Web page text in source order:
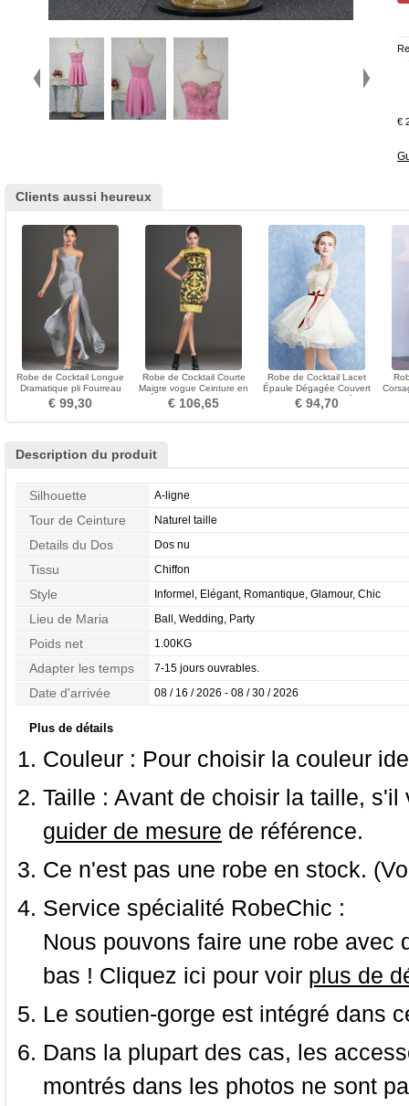
€
Clients aussi heureux
Robe de Cocktail Longue
Dramatique pli Fourreau
Chiffon Milieu
€ 99,30
Robe de Cocktail Courte
Maigre vogue Ceinture en
Étoffe Zip Jaune clair
€ 106,65
Robe de Cocktail Lacet
Épaule Dégagée Couvert
de Dentelle Perlé
€ 94,70
Description du produit
Silhouette A-ligne
Tour de Ceinture Naturel taille
Details du Dos Dos nu
Tissu Chiffon
Style Informel, Elégant, Romantique, Glamour, Chic
Lieu de Maria Ball, Wedding, Party
Poids net 1.00KG
Adapter les temps 7-15 jours ouvrables.
Date d'arrivée 08 / 16 / 2026 - 08 / 30 / 2026
Plus de détails
Couleur : Pour choisir la couleur
Taille : Avant de choisir la taille,
guider de mesure de référence.
Ce n'est pas une robe en stock.
Service spécialité RobeChic :
Nous pouvons faire une robe
bas ! Cliquez ici pour voir plus de
Le soutien-gorge est intégré dans
Dans la plupart des cas, les
montrés dans les photos ne sont